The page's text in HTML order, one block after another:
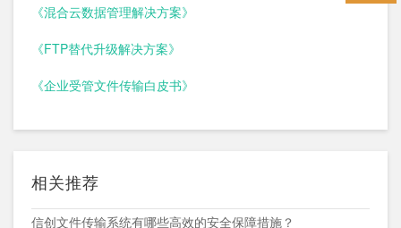
《混合云数据管理解决方案》
《FTP替代升级解决方案》
《企业受管文件传输白皮书》
相关推荐
信创文件传输系统有哪些高效的安全保障措施？